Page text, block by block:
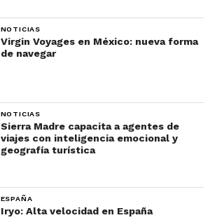
NOTICIAS
Virgin Voyages en México: nueva forma
de navegar
NOTICIAS
Sierra Madre capacita a agentes de
viajes con inteligencia emocional y
geografía turística
ESPAÑA
Iryo: Alta velocidad en España